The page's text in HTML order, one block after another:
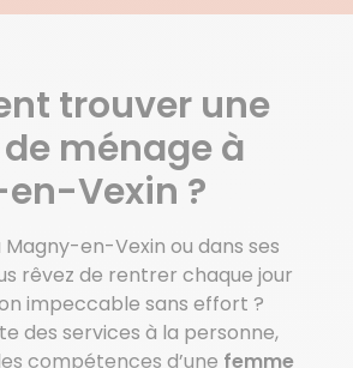
trouver une
ménage à
Vexin ?
en-Vexin ou dans ses
rêvez de rentrer chaque jour
impeccable sans effort ?
des services à la personne,
compétences d’une femme